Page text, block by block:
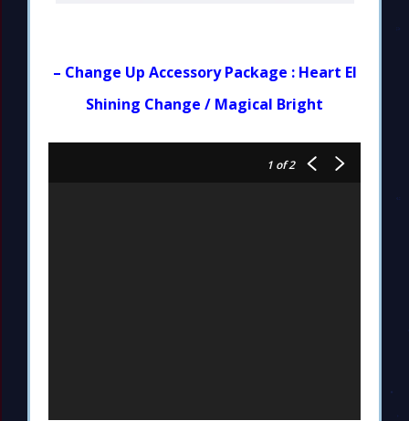
– Change Up Accessory Package : Heart El
Shining Change / Magical Bright
1 of 2